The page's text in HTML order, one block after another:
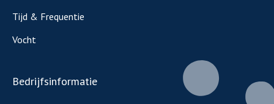
Tijd & Frequentie
Vocht
Bedrijfsinformatie